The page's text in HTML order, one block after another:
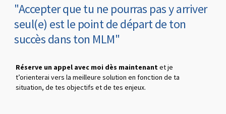
"Accepter que tu ne pourras pas y arriver
seul(e) est le point de départ de ton
succès dans ton MLM"
Réserve un appel avec moi dès maintenantet je
t’orienterai vers la meilleure solution en fonction de ta
situation, de tes objectifs et de tes enjeux.